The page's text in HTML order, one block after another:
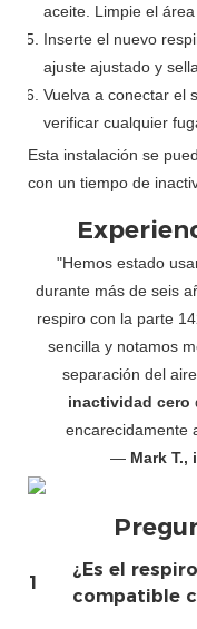
aceite. Limpie el
Inserte el nuevo
ajuste ajustado y
Vuelva a conectar el
verificar cualquier
Esta instalación se
con un tiempo de
"Hemos estado
durante más de seis
respiro con la parte
sencilla y notamos
separación del
inactividad cero
encarecidamente
— Mark
1
¿Es el
compatible